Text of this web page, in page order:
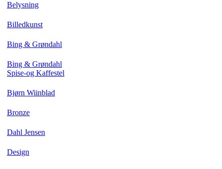
Belysning
Billedkunst
Bing & Grøndahl
Bing & Grøndahl
Spise-og Kaffestel
Bjørn Wiinblad
Bronze
Dahl Jensen
Design